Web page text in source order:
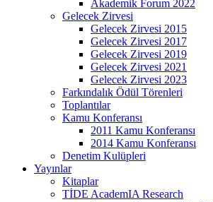
Akademik Forum 2022
Gelecek Zirvesi
Gelecek Zirvesi 2015
Gelecek Zirvesi 2017
Gelecek Zirvesi 2019
Gelecek Zirvesi 2021
Gelecek Zirvesi 2023
Farkındalık Ödül Törenleri
Toplantılar
Kamu Konferansı
2011 Kamu Konferansı
2014 Kamu Konferansı
Denetim Kulüpleri
Yayınlar
Kitaplar
TİDE AcademIA Research